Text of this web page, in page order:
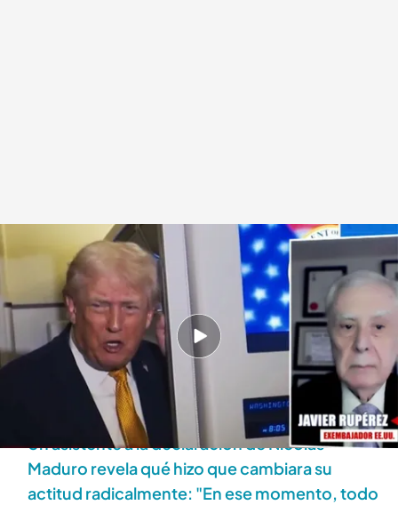
Javier Rupérez analiza las actuaciones de Donald Trump.'Todo es mentira'
Alba de la Orden
Madrid, 07 ENE 2026 - 19:40h.
Un exembajador de España en Estados Unidos
da su opinión sobre la amenaza de Trump de
invadir Groenlandia
Un asistente a la declaración de Nicolás
Maduro revela qué hizo que cambiara su
actitud radicalmente: "En ese momento, todo